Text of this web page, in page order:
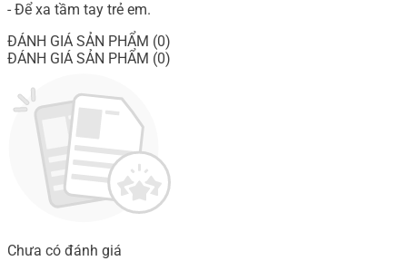
- Để xa tầm tay trẻ em.
ĐÁNH GIÁ SẢN PHẨM (0)
ĐÁNH GIÁ SẢN PHẨM (0)
Chưa có đánh giá